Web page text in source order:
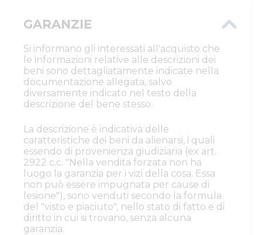
GARANZIE
Si informano gli interessati all'acquisto che
le informazioni relative alle descrizioni dei
beni sono dettagliatamente indicate nella
documentazione allegata, salvo
diversamente indicato nel testo della
descrizione del bene stesso.
La descrizione è indicativa delle
caratteristiche dei beni da alienarsi, i quali
essendo di provenienza giudiziaria (ex art.
2922 c.c. "Nella vendita forzata non ha
luogo la garanzia per i vizi della cosa. Essa
non può essere impugnata per cause di
lesione"), sono venduti secondo la formula
del "visto e piaciuto", nello stato di fatto e di
diritto in cui si trovano, senza alcuna
garanzia.